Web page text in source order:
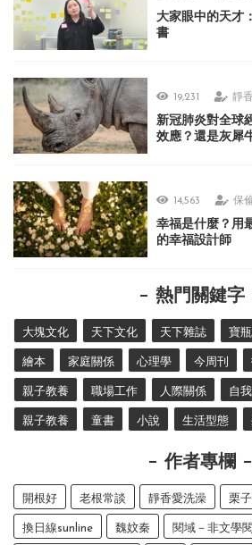
大家眼中的天才
書
19,231 靜
新冠肺炎對全球
效應？還是灰犀
14,563 保
幸福是什麼？用
的幸福設計師
熱門關鍵字
大塊文化 天下文化 天下雜誌 寶
繪本 家庭關係 心理學 今周刊
親子教養 職場工作 人際關係 自
親子教養 童書 小說 生活型態
作者專欄
開根好 老根常談 靜香愛洗澡 栗
換日線sunline 魏妏秦 閱域－非文學